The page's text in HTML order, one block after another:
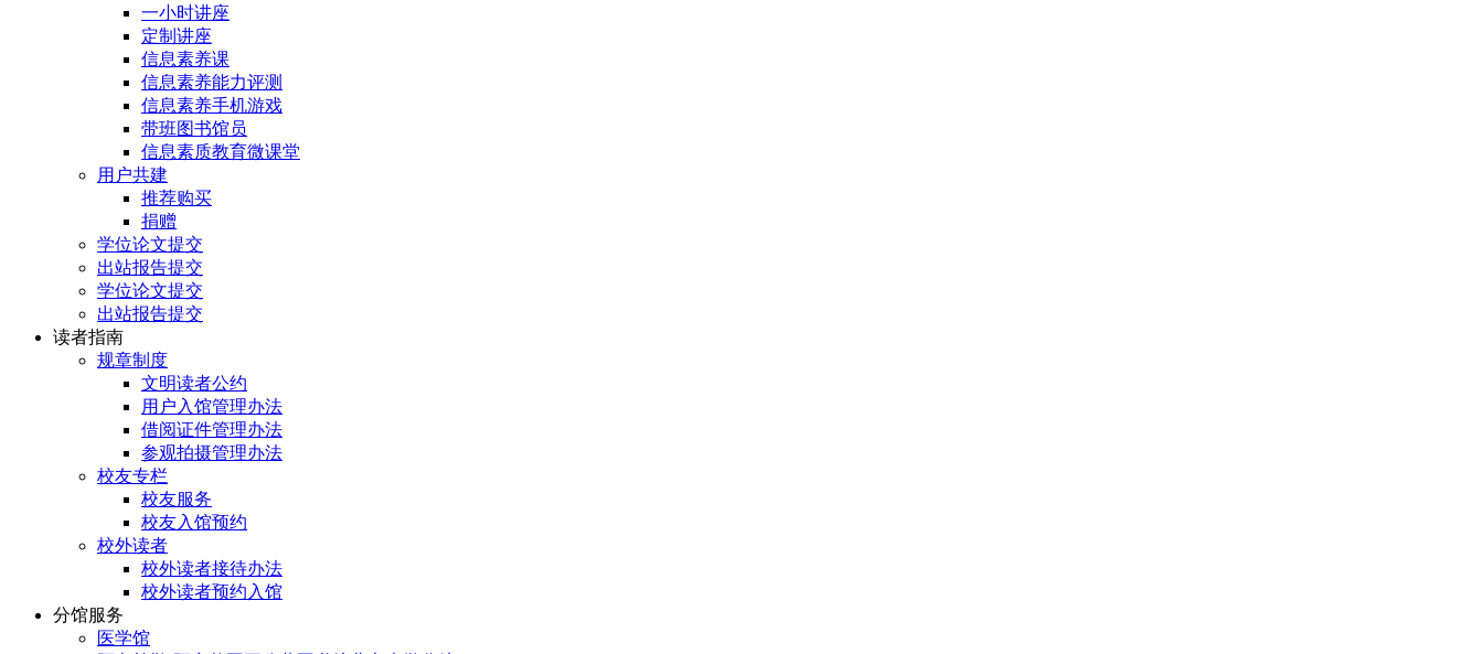
一小时讲座
定制讲座
信息素养课
信息素养能力评测
信息素养手机游戏
带班图书馆员
信息素质教育微课堂
用户共建
推荐购买
捐赠
学位论文提交
出站报告提交
学位论文提交
出站报告提交
读者指南
规章制度
文明读者公约
用户入馆管理办法
借阅证件管理办法
参观拍摄管理办法
校友专栏
校友服务
校友入馆预约
校外读者
校外读者接待办法
校外读者预约入馆
分馆服务
医学馆